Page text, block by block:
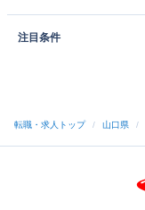
注目条件
転職・求人トップ / 山口県 /